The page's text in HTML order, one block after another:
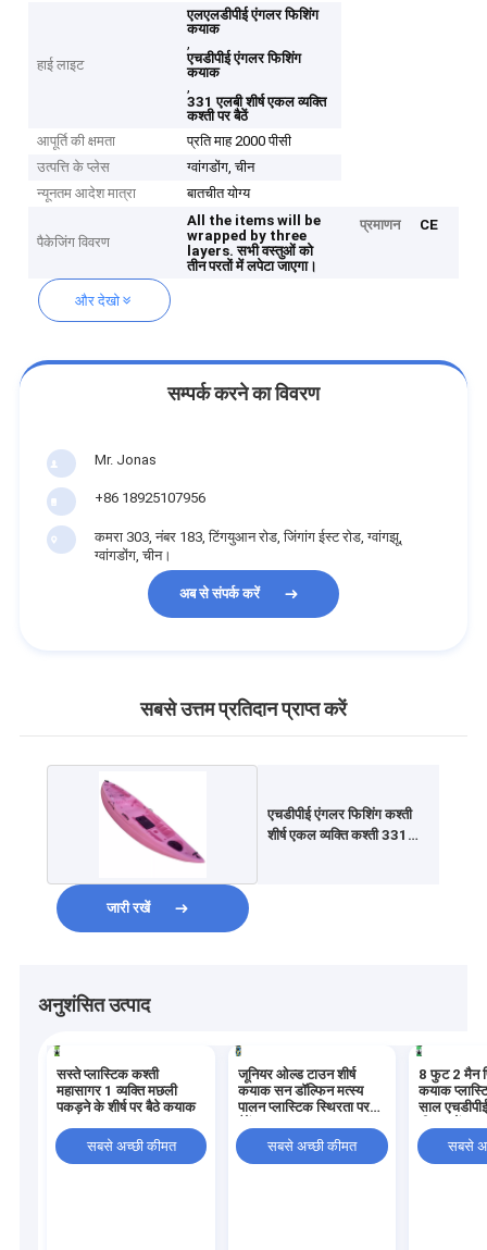
हाई लाइट
एलएलडीपीई एंगलर फिशिंग
कयाक
,
एचडीपीई एंगलर फिशिंग
कयाक
,
331 एलबी शीर्ष एकल व्यक्ति
कश्ती पर बैठें
आपूर्ति की क्षमता
प्रति माह 2000 पीसी
उत्पत्ति के प्लेस
ग्वांगडोंग, चीन
न्यूनतम आदेश मात्रा
बातचीत योग्य
पैकेजिंग विवरण
All the items will be
wrapped by three
layers. सभी वस्तुओं को
तीन परतों में लपेटा जाएगा।
प्रमाणन CE
और देखो
सम्पर्क करने का विवरण
Mr. Jonas
+86 18925107956
कमरा 303, नंबर 183, टिंगयुआन रोड, जिंगांग ईस्ट रोड, ग्वांगझू,
ग्वांगडोंग, चीन।
अब से संपर्क करें
सबसे उत्तम प्रतिदान प्राप्त करें
एचडीपीई एंगलर फिशिंग कश्ती
शीर्ष एकल व्यक्ति कश्ती 331
जारी रखें
अनुशंसित उत्पाद
सस्ते प्लास्टिक कश्ती
महासागर 1 व्यक्ति मछली
पकड़ने के शीर्ष पर बैठे कयाक
सबसे अच्छी कीमत
जूनियर ओल्ड टाउन शीर्ष
कयाक सन डॉल्फिन मत्स्य
पालन प्लास्टिक स्थिरता पर
सबसे अच्छी कीमत
8 फुट 2 मैन
कयाक
साल
सबसे